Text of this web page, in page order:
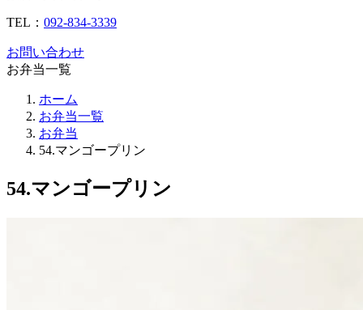
TEL： 092-834-3339
お問い合わせ
お弁当一覧
ホーム
お弁当一覧
お弁当
54.マンゴープリン
54.マンゴープリン